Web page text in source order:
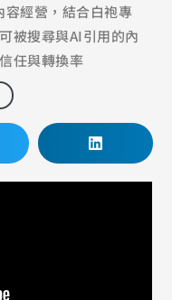
容經營，結合白袍專
被搜尋與AI引用的內
任與轉換率